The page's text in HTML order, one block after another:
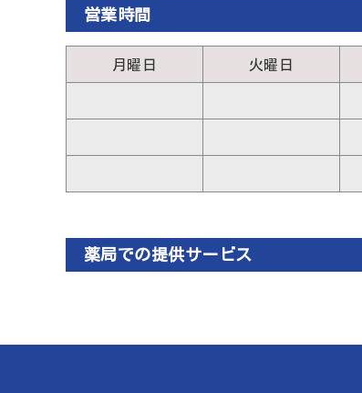
営業時間
月曜日 火曜日
薬局での提供サービス